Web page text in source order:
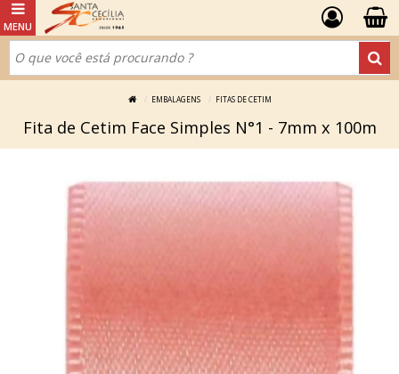
EMBALAGENS FITAS DE CETIM
Fita de Cetim Face Simples N°1 - 7mm x 100m